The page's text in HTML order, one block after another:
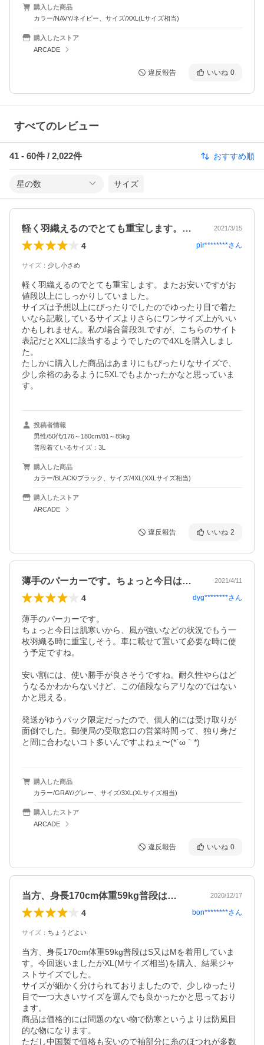
購入した商品
カラー/NAVY/ネイビー、サイズ/XXL(Lサイズ相当)
購入したストア
ARCADE
違反報告 いいね 0
すべてのレビュー
41 - 60件 / 2,022件 おすすめ順
星の数 サイズ
軽く羽織えるのでとても重宝します。また… 2021/3/15
4 pir********さん
サイズ ： 少し小さめ
軽く羽織えるのでとても重宝します。またお安いですがお
値段以上にしっかりしていました。
サイズは予想以上にぴったりでしたのでゆったり目で着た
いなら記載しているサイズよりさらにワンサイズ上がいい
かもしれません。私の場合普段3Lですが、こちらのサイト
表記だとXXLに該当するようでしたので4XLを購入しまし
た。
たしかに購入した商品はあまりにもぴったりなサイズで、
少し余裕のあるように5XLでもよかったかなと思っていま
す。
投稿者情報
男性/50代/176～180cm/81～85kg
普段着ているサイズ：3L
購入した商品
カラー/BLACK/ブラック、サイズ/4XL(XXLサイズ相当)
購入したストア
ARCADE
違反報告 いいね 2
薄手のパーカーです。ちょっと今日は肌寒… 2021/4/11
4 dyg********さん
薄手のパーカーです。
ちょっと今日は肌寒いから、風が強いなどの状況でもう一
枚羽織る時に重宝しそう。車に載せて置いて必要な時に使
う予定ですね。
安い割には、使い勝手が良さそうですね。耐久性やらはど
うなるかわからないけど、この値段ならアリなのではない
かと思える。
発送がゆうパック限定だったので、個人的には受け取りが
面倒でした。郵便局の受取窓口の営業時間って、独り身だ
と間に合わないコト多いんですよねぇ〜(*´ω｀*)
購入した商品
カラー/GRAY/グレー、サイズ/3XL(XLサイズ相当)
購入したストア
ARCADE
違反報告 いいね 0
当方、身長170cm体重59kg普段は… 2020/12/17
4 bon********さん
サイズ ： ちょうどよい
当方、身長170cm体重59kg普段はS又はMを着用していま
す。今回迷いましたがXL(Mサイズ相当)を購入、結果ジャ
ストサイズでした。
サイズが細かく分けられておりましたので、少しゆったり
目で一つ大きいサイズを選んでも良かったかと思っており
ます。
商品は価格的には問題のない物で防寒というよりは防風目
的な物になります。
ただし中国製で価格も安いので袖部分に糸のほつれが多数